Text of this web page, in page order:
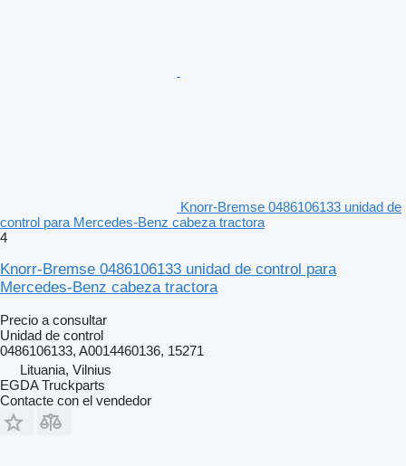
Knorr-Bremse 0486106133 unidad de
control para Mercedes-Benz cabeza tractora
4
Knorr-Bremse 0486106133 unidad de control para
Mercedes-Benz cabeza tractora
Precio a consultar
Unidad de control
0486106133, A0014460136, 15271
Lituania, Vilnius
EGDA Truckparts
Contacte con el vendedor